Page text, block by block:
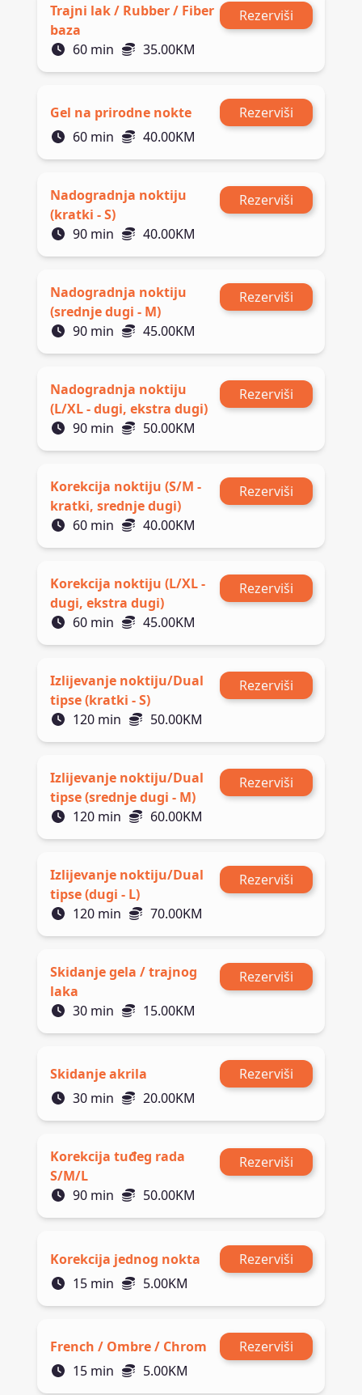
Trajni lak / Rubber / Fiber
baza
Rezerviši
60 min 35.00KM
Gel na prirodne nokte
Rezerviši
60 min 40.00KM
Nadogradnja noktiju
(kratki - S)
Rezerviši
90 min 40.00KM
Nadogradnja noktiju
(srednje dugi - M)
Rezerviši
90 min 45.00KM
Nadogradnja noktiju
(L/XL - dugi, ekstra dugi)
Rezerviši
90 min 50.00KM
Korekcija noktiju (S/M -
kratki, srednje dugi)
Rezerviši
60 min 40.00KM
Korekcija noktiju (L/XL -
dugi, ekstra dugi)
Rezerviši
60 min 45.00KM
Izlijevanje noktiju/Dual
tipse (kratki - S)
Rezerviši
120 min 50.00KM
Izlijevanje noktiju/Dual
tipse (srednje dugi - M)
Rezerviši
120 min 60.00KM
Izlijevanje noktiju/Dual
tipse (dugi - L)
Rezerviši
120 min 70.00KM
Skidanje gela / trajnog
laka
Rezerviši
30 min 15.00KM
Skidanje akrila
Rezerviši
30 min 20.00KM
Korekcija tuđeg rada
S/M/L
Rezerviši
90 min 50.00KM
Korekcija jednog nokta
Rezerviši
15 min 5.00KM
French / Ombre / Chrom
Rezerviši
15 min 5.00KM